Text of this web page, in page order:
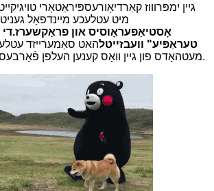
גיין ימפּרוווז קאַרדיאָורעספּיראַטאָרי
מיט עטלעכע מיינדפאַל
אָסטיאַפּעראָוסיס און
טעראַפּיע" וועבזייטלהאט סאַמערייזד
מעטהאָדס פון גיין וואָס קענען העלפן פֿאַרבעסערן ביין געדיכטקייַט.